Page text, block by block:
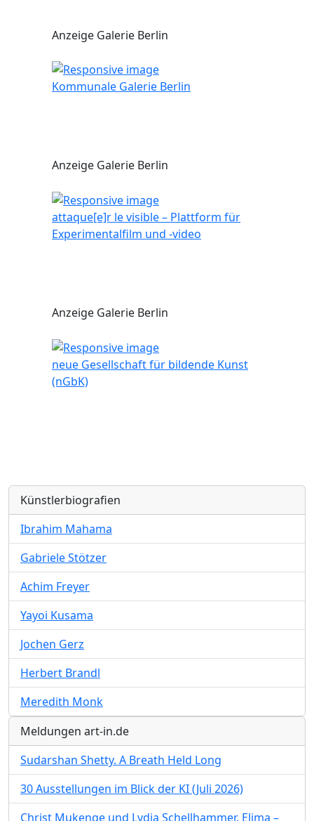
Anzeige Galerie Berlin
Kommunale Galerie Berlin
Anzeige Galerie Berlin
attaque[e]r le visible – Plattform für
Experimentalfilm und -video
Anzeige Galerie Berlin
neue Gesellschaft für bildende Kunst
(nGbK)
Künstlerbiografien
Ibrahim Mahama
Gabriele Stötzer
Achim Freyer
Yayoi Kusama
Jochen Gerz
Herbert Brandl
Meredith Monk
Meldungen art-in.de
Sudarshan Shetty. A Breath Held Long
30 Ausstellungen im Blick der KI (Juli 2026)
Christ Mukenge und Lydia Schellhammer. Elima –